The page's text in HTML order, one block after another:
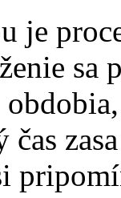
je
sa
čas